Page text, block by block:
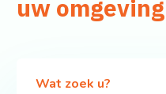
uw omgeving
Wat zoek u?